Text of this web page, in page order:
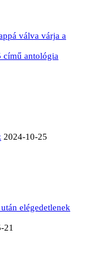
válva várja a
című antológia
2024-10-25
elégedetlenek
21